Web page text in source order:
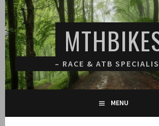
Spring
naar
inhoud
– RACE & ATB
MENU